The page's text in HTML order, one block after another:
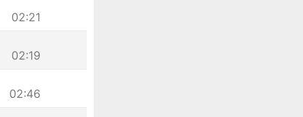
02:21
02:19
02:46